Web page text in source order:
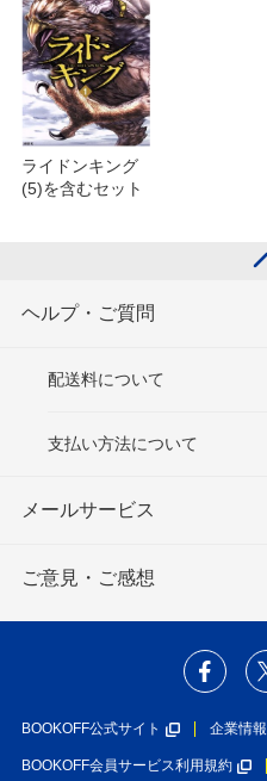
ライドンキング
(5)を含むセット
ヘルプ・ご質問
配送料について
支払い方法について
メールサービス
ご意見・ご感想
BOOKOFF公式サイト 企業情報
BOOKOFF会員サービス利用規約